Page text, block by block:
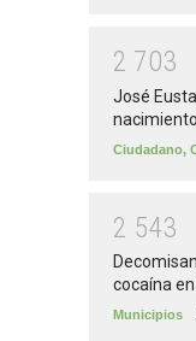
2 703
José
nacimiento
Ciudadano,
2 543
cocaína
Municipios